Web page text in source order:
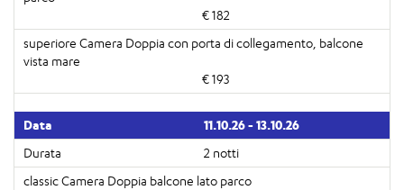
€ 182
€ 193
11.10.26 - 13.10.26
2 notti